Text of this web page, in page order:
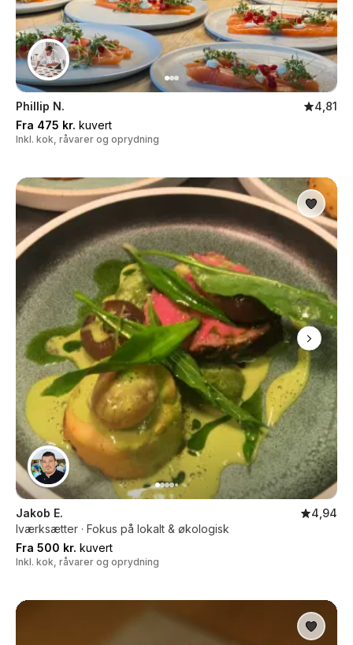
Phillip N.
4,81
Fra 475 kr. kuvert
Inkl. kok, råvarer og oprydning
Jakob E.
4,94
Iværksætter · Fokus på lokalt & økologisk
Fra 500 kr. kuvert
Inkl. kok, råvarer og oprydning